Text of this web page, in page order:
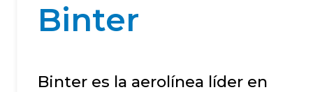
Binter
Binter es la aerolínea líder en